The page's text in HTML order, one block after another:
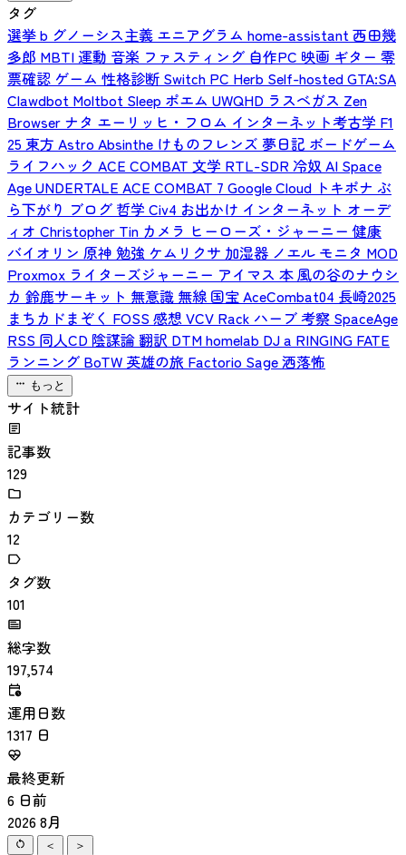
タグ
選挙b グノーシス主義 エニアグラム home-assistant西田幾
多郎 MBTI運動 音楽 ファスティング 自作PC 映画 ギター 零
票確認 ゲーム 性格診断 Switch PC Herb Self-hostedGTA:SA
Clawdbot Moltbot Sleep ポエム UWQHD ラスベガス Zen
Browser ナタ エーリッヒ・フロム インターネット考古学 F1
25 東方 Astro Absinthe けものフレンズ 夢日記 ボードゲーム
ライフハック ACE COMBAT 文学 RTL-SDR 冷奴AI Space
AgeUNDERTALE ACE COMBAT 7 Google Cloud トキポナ ぶ
ら下がり ブログ 哲学 Civ4 お出かけ インターネット オーデ
ィオ Christopher Tin カメラ ヒーローズ・ジャーニー健康
バイオリン 原神 勉強 ケムリクサ 加湿器 ノエル モニタ MOD
Proxmox ライターズジャーニー アイマス 本風の谷のナウシ
カ 鈴鹿サーキット 無意識 無線 国宝AceCombat04 長崎2025
まちカドまぞく FOSS 感想VCV Rack ハーブ考察 SpaceAge
RSS 同人CD 陰謀論翻訳 DTMhomelab DJa RINGING FATE
ランニング BoTW 英雄の旅 Factorio Sage洒落怖
もっと
サイト統計
記事数
129
カテゴリー数
12
タグ数
101
総字数
197,574
運用日数
1317 日
最終更新
6 日前
2026 8月
＜ ＞